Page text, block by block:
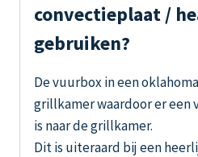
convectieplaat /
gebruiken?
De vuurbox in een
grillkamer waardoor er een
is naar de grillkamer.
Dit is uiteraard bij een